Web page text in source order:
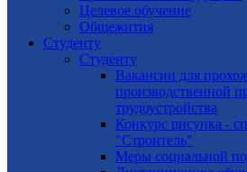
Целевое обучение
Общежития
Студенту
Студенту
Вакансии для
производственной
трудоустройства
Конкурс рисунка -
"Строитель"
Меры социальной